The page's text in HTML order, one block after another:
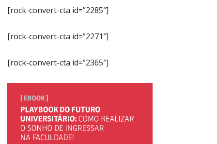
[rock-convert-cta id=”2285″]
[rock-convert-cta id=”2271″]
[rock-convert-cta id=”2365″]